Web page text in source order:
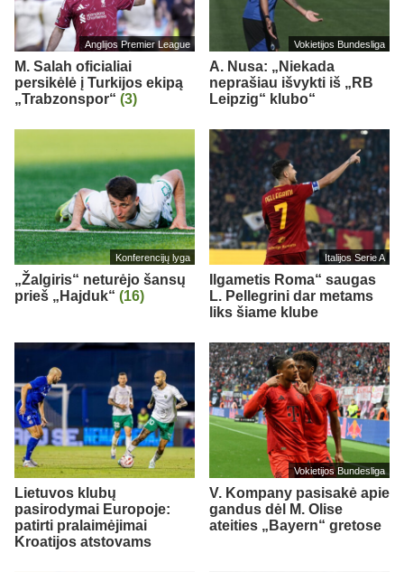
Anglijos Premier League
M. Salah oficialiai
persikėlė į Turkijos ekipą
„Trabzonspor“ (3)
Vokietijos Bundesliga
A. Nusa: „Niekada
neprašiau išvykti iš „RB
Leipzig“ klubo“
Konferencijų lyga
„Žalgiris“ neturėjo šansų
prieš „Hajduk“ (16)
Italijos Serie A
Ilgametis Roma“ saugas
L. Pellegrini dar metams
liks šiame klube
Lietuvos klubų
pasirodymai Europoje:
patirti pralaimėjimai
Kroatijos atstovams
Vokietijos Bundesliga
V. Kompany pasisakė apie
gandus dėl M. Olise
ateities „Bayern“ gretose